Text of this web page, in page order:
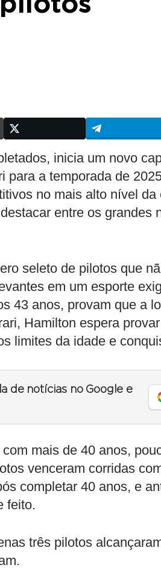
inicia um novo
para a temporada de
no mais alto nível da
entre os grandes
seleto de pilotos que
em um esporte
43 anos, provam que a
Hamilton espera
limites da idade e
de notícias no Google e
mais de 40 anos,
venceram corridas
completar 40 anos, e
feito.
três pilotos